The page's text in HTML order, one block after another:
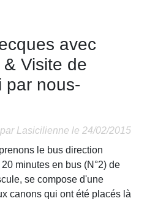
avec
Visite de
par nous-
Lasicilienne le 24/02/2015
le bus direction
minutes en bus (N°2) de
se compose d'une
canons qui ont été placés là